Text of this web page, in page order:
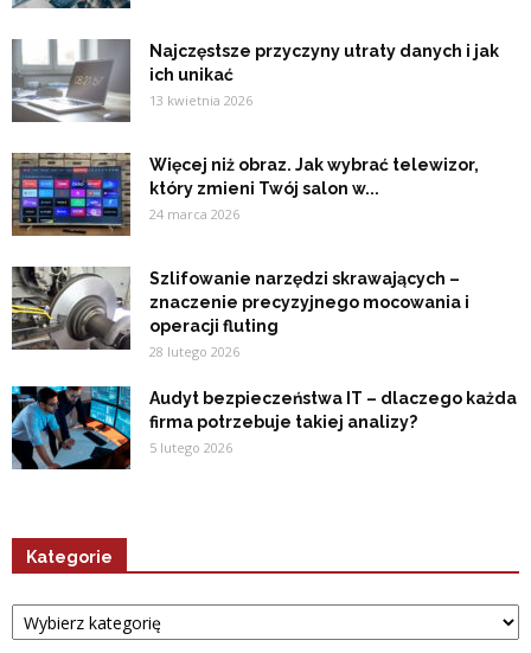
Najczęstsze przyczyny utraty danych i jak
ich unikać
13 kwietnia 2026
Więcej niż obraz. Jak wybrać telewizor,
który zmieni Twój salon w...
24 marca 2026
Szlifowanie narzędzi skrawających –
znaczenie precyzyjnego mocowania i
operacji fluting
28 lutego 2026
Audyt bezpieczeństwa IT – dlaczego każda
firma potrzebuje takiej analizy?
5 lutego 2026
Kategorie
Kategorie